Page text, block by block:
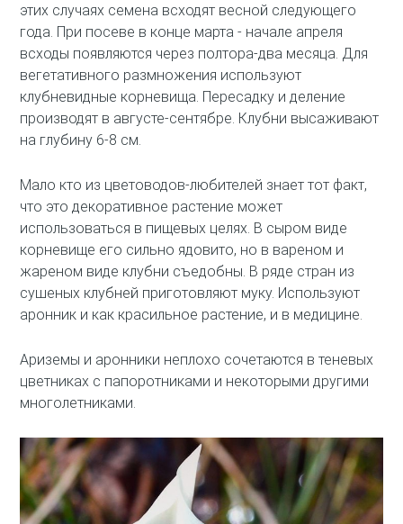
этих случаях семена всходят весной следующего
года. При посеве в конце марта - начале апреля
всходы появляются через полтора-два месяца. Для
вегетативного размножения используют
клубневидные корневища. Пересадку и деление
производят в августе-сентябре. Клубни высаживают
на глубину 6-8 см.
Мало кто из цветоводов-любителей знает тот факт,
что это декоративное растение может
использоваться в пищевых целях. В сыром виде
корневище его сильно ядовито, но в вареном и
жареном виде клубни съедобны. В ряде стран из
сушеных клубней приготовляют муку. Используют
аронник и как красильное растение, и в медицине.
Ариземы и аронники неплохо сочетаются в теневых
цветниках с папоротниками и некоторыми другими
многолетниками.